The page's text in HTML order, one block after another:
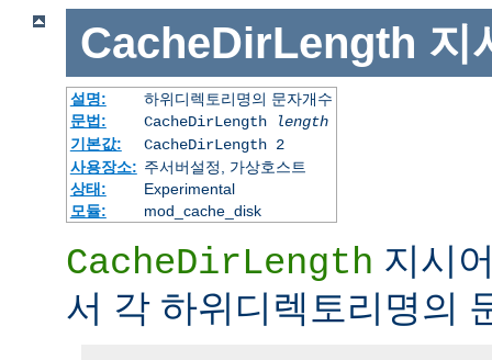
CacheDirLength 지
설명:
하위디렉토리명의 문자개수
문법:
CacheDirLength
length
기본값:
CacheDirLength 2
사용장소: 주서버설정, 가상호스트
상태:
Experimental
모듈:
mod_cache_disk
CacheDirLength 지시
서 각 하위디렉토리명의